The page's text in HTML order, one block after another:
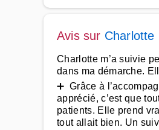
Avis sur Charlotte
Charlotte m’a suivie
dans ma démarche.
➕ Grâce à
apprécié, c’est que
patients. Elle prend
tout allait bien. Un